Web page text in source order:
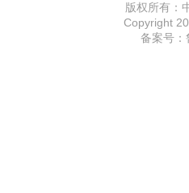
版权所有：
Copyright
备案号